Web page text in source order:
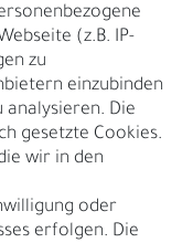
(z.B. IP-
zu
einzubinden
Die
gesetzte Cookies.
wir in den
oder
erfolgen. Die